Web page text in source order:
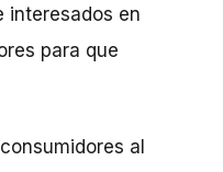
interesados en
para que
al